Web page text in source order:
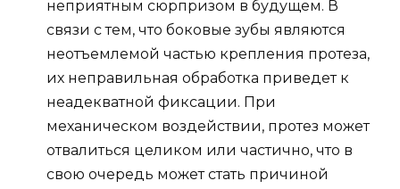
неприятным сюрпризом в будущем. В
связи с тем, что боковые зубы являются
неотъемлемой частью крепления протеза,
их неправильная обработка приведет к
неадекватной фиксации. При
механическом воздействии, протез может
отвалиться целиком или частично, что в
свою очередь может стать причиной